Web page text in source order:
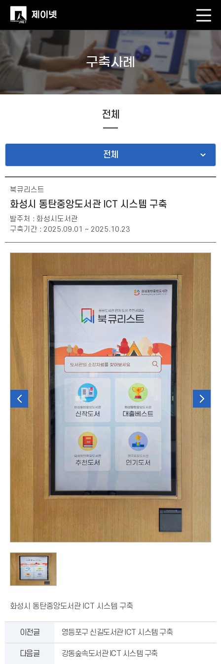
구축사례
전체
전체
북큐리스트
화성시 동탄중앙도서관 ICT 시스템 구축
발주처 : 화성시도서관
구축기간 : 2025.09.01 ~ 2025.10.23
화성시 동탄중앙도서관 ICT 시스템 구축
이전글 영등포구 신길도서관 ICT 시스템 구축
다음글 강동숲속도서관 ICT 시스템 구축